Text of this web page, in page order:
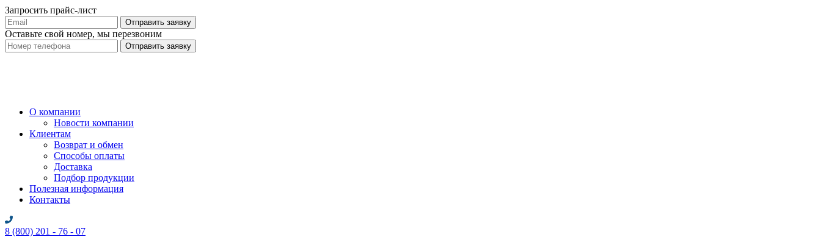
Запросить прайс-лист
Оставьте свой номер, мы перезвоним
О компании
Новости компании
Клиентам
Возврат и обмен
Способы оплаты
Доставка
Подбор продукции
Полезная информация
Контакты
8 (800) 201 - 76 - 07